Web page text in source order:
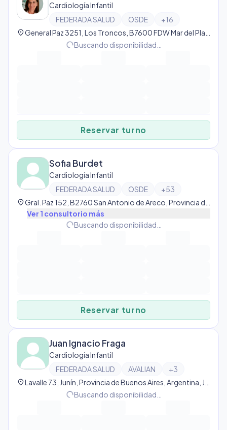
Cardiología Infantil
FEDERADA SALUD
OSDE +16
location_on
progress_activityBuscando disponibilidad…
Reservar turno
Sofia Burdet
Cardiología Infantil
FEDERADA SALUD
OSDE +53
location_on
Ver 1 consultorio más
progress_activityBuscando disponibilidad…
Reservar turno
Juan Ignacio Fraga
Cardiología Infantil
FEDERADA SALUD
AVALIAN +3
location_on
progress_activityBuscando disponibilidad…